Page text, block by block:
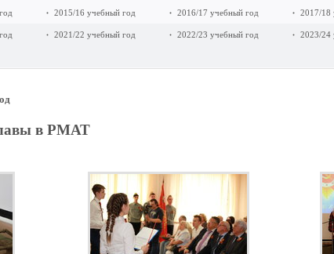
2015/16 учебный год 2016/17 учебный год 2017/18
2021/22 учебный год 2022/23 учебный год 2023/24
в РМАТ